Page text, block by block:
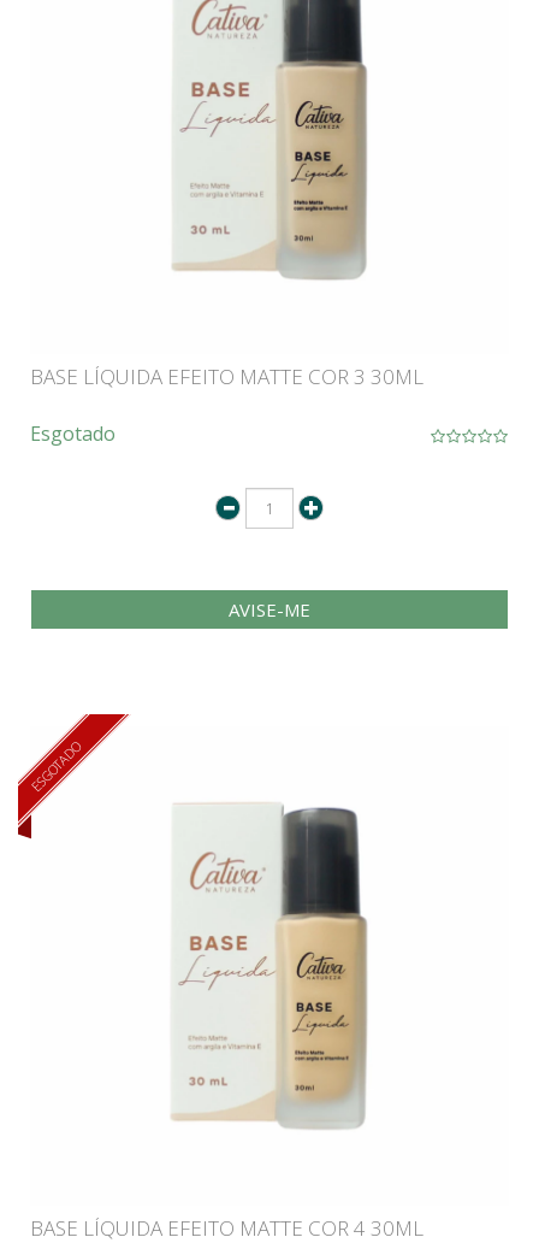
BASE LÍQUIDA EFEITO MATTE COR 3 30ML
Esgotado
AVISE-ME
ESGOTADO
BASE LÍQUIDA EFEITO MATTE COR 4 30ML